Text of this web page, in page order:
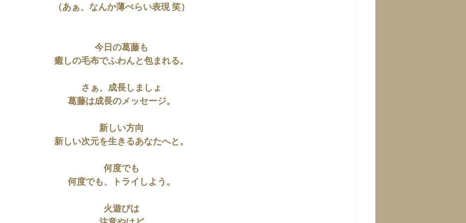
（あぁ、なんか薄ぺらい表現 笑）
今日の葛藤も
癒しの毛布でふわんと包まれる。
さぁ、成長しましょ
葛藤は成長のメッセージ。
新しい方向
新しい次元を生きるあなたへと。
何度でも
何度でも、トライしよう。
火遊びは